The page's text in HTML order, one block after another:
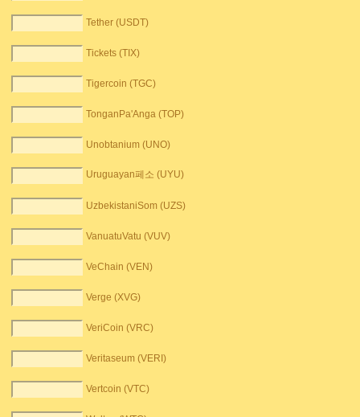
Tether (USDT)
Tickets (TIX)
Tigercoin (TGC)
TonganPa'Anga (TOP)
Unobtanium (UNO)
Uruguayan페소 (UYU)
UzbekistaniSom (UZS)
VanuatuVatu (VUV)
VeChain (VEN)
Verge (XVG)
VeriCoin (VRC)
Veritaseum (VERI)
Vertcoin (VTC)